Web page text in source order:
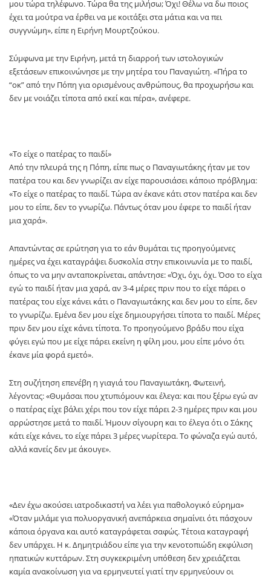
μου τώρα τηλέφωνο. Τώρα θα της μιλήσω; Όχι! Θέλω να δω ποιος
έχει τα μούτρα να έρθει να με κοιτάξει στα μάτια και να πει
συγγνώμη», είπε η Ειρήνη Μουρτζούκου.
Σύμφωνα με την Ειρήνη, μετά τη διαρροή των ιστολογικών
εξετάσεων επικοινώνησε με την μητέρα του Παναγιώτη. «Πήρα το
“οκ” από την Πόπη για ορισμένους ανθρώπους, θα προχωρήσω και
δεν με νοιάζει τίποτα από εκεί και πέρα», ανέφερε.
«Το είχε ο πατέρας το παιδί»
Από την πλευρά της η Πόπη, είπε πως ο Παναγιωτάκης ήταν με τον
πατέρα του και δεν γνωρίζει αν είχε παρουσιάσει κάποιο πρόβλημα:
«Το είχε ο πατέρας το παιδί. Τώρα αν έκανε κάτι στον πατέρα και δεν
μου το είπε, δεν το γνωρίζω. Πάντως όταν μου έφερε το παιδί ήταν
μια χαρά».
Απαντώντας σε ερώτηση για το εάν θυμάται τις προηγούμενες
ημέρες να έχει καταγράψει δυσκολία στην επικοινωνία με το παιδί,
όπως το να μην ανταποκρίνεται, απάντησε: «Όχι, όχι, όχι. Όσο το είχα
εγώ το παιδί ήταν μια χαρά, αν 3-4 μέρες πριν που το είχε πάρει ο
πατέρας του είχε κάνει κάτι ο Παναγιωτάκης και δεν μου το είπε, δεν
το γνωρίζω. Εμένα δεν μου είχε δημιουργήσει τίποτα το παιδί. Μέρες
πριν δεν μου είχε κάνει τίποτα. Το προηγούμενο βράδυ που είχα
φύγει εγώ που με είχε πάρει εκείνη η φίλη μου, μου είπε μόνο ότι
έκανε μία φορά εμετό».
Στη συζήτηση επενέβη η γιαγιά του Παναγιωτάκη, Φωτεινή,
λέγοντας: «Θυμάσαι που χτυπιόμουν και έλεγα: και που ξέρω εγώ αν
ο πατέρας είχε βάλει χέρι που τον είχε πάρει 2-3 ημέρες πριν και μου
αρρώστησε μετά το παιδί. Ήμουν σίγουρη και το έλεγα ότι ο Σάκης
κάτι είχε κάνει, το είχε πάρει 3 μέρες νωρίτερα. Το φώναζα εγώ αυτό,
αλλά κανείς δεν με άκουγε».
«Δεν έχω ακούσει ιατροδικαστή να λέει για παθολογικό εύρημα»
«Όταν μιλάμε για πολυοργανική ανεπάρκεια σημαίνει ότι πάσχουν
κάποια όργανα και αυτό καταγράφεται σαφώς. Τέτοια καταγραφή
δεν υπάρχει. Η κ. Δημητριάδου είπε για την κενοτοπιώδη εκφύλιση
ηπατικών κυττάρων. Στη συγκεκριμένη υπόθεση δεν χρειάζεται
καμία ανακοίνωση για να ερμηνευτεί γιατί την ερμηνεύουν οι